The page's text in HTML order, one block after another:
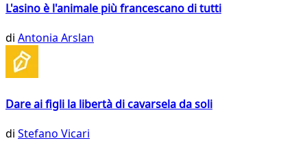
L'asino è l'animale più francescano di tutti
di Antonia Arslan
Dare ai figli la libertà di cavarsela da soli
di Stefano Vicari